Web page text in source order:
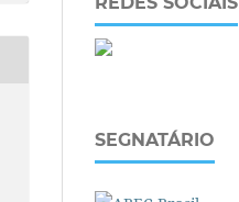
SEGNATÁRIO